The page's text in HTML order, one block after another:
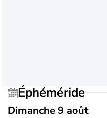
Éphéméride
Dimanche 9 août